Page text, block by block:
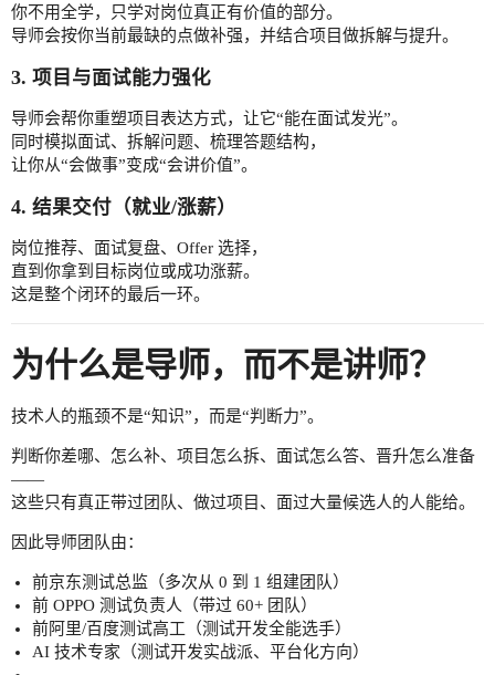
你不用全学，只学对岗位真正有价值的部分。
导师会按你当前最缺的点做补强，并结合项目做拆解与提升。
3. 项目与面试能力强化
导师会帮你重塑项目表达方式，让它“能在面试发光”。
同时模拟面试、拆解问题、梳理答题结构，
让你从“会做事”变成“会讲价值”。
4. 结果交付（就业/涨薪）
岗位推荐、面试复盘、Offer 选择，
直到你拿到目标岗位或成功涨薪。
这是整个闭环的最后一环。
为什么是导师，而不是讲师？
技术人的瓶颈不是“知识”，而是“判断力”。
判断你差哪、怎么补、项目怎么拆、面试怎么答、晋升怎么准备
——
这些只有真正带过团队、做过项目、面过大量候选人的人能给。
因此导师团队由：
前京东测试总监（多次从 0 到 1 组建团队）
前 OPPO 测试负责人（带过 60+ 团队）
前阿里/百度测试高工（测试开发全能选手）
AI 技术专家（测试开发实战派、平台化方向）